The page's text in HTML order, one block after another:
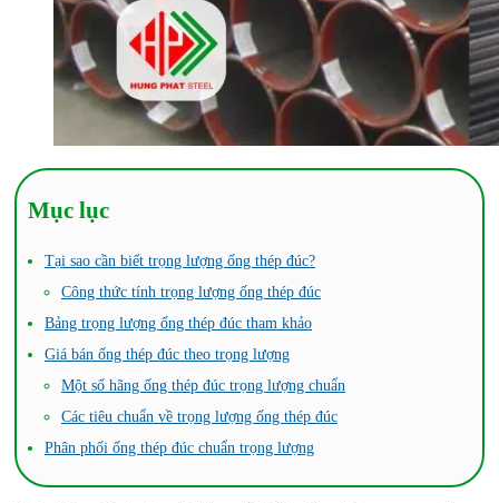
Mục lục
Tại sao cần biết trọng lượng ống thép đúc?
Công thức tính trọng lượng ống thép đúc
Bảng trọng lượng ống thép đúc tham khảo
Giá bán ống thép đúc theo trọng lượng
Một số hãng ống thép đúc trọng lượng chuẩn
Các tiêu chuẩn về trọng lượng ống thép đúc
Phân phối ống thép đúc chuẩn trọng lượng